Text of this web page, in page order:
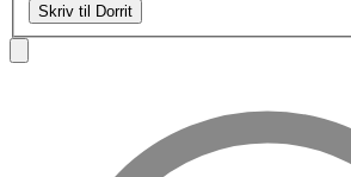
Skriv til Dorrit